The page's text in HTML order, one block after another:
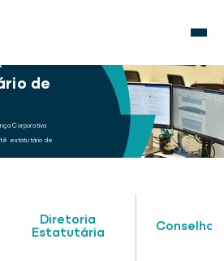
de
Corporativa
estatutário de
Diretoria
Estatutária
Conselho